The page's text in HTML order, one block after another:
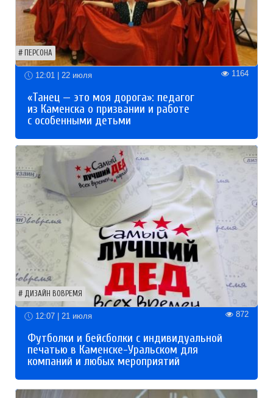
ПЕРСОНА
12:01 | 22 июля 1164
«Танец — это моя дорога»: педагог
из Каменска о призвании и работе
с особенными детьми
ДИЗАЙН ВОВРЕМЯ
12:07 | 21 июля 872
Футболки и бейсболки с индивидуальной
печатью в Каменске-Уральском для
компаний и любых мероприятий